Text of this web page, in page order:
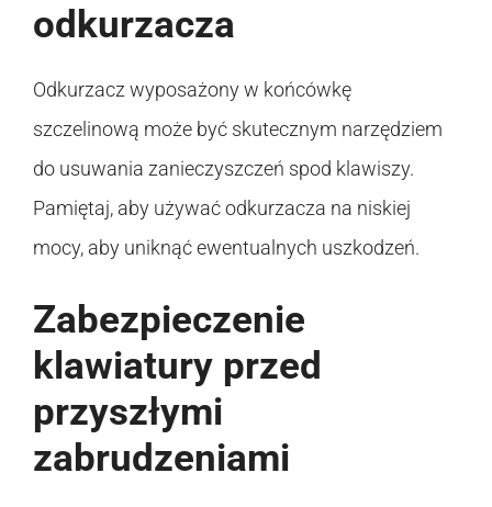
odkurzacza
Odkurzacz wyposażony w końcówkę
szczelinową może być skutecznym narzędziem
do usuwania zanieczyszczeń spod klawiszy.
Pamiętaj, aby używać odkurzacza na niskiej
mocy, aby uniknąć ewentualnych uszkodzeń.
Zabezpieczenie
klawiatury przed
przyszłymi
zabrudzeniami